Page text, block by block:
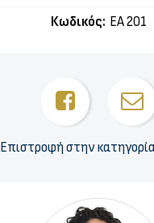
Κωδικός: ΕΑ 201
Επιστροφή στην